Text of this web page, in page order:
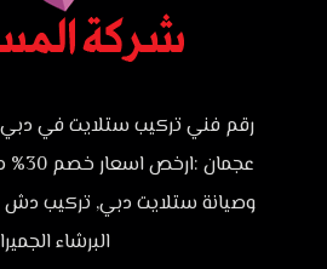
رقم فني تركيب ستلايت في دبي
وصيانة ستلايت دبي, تركيب دش
البرشاء